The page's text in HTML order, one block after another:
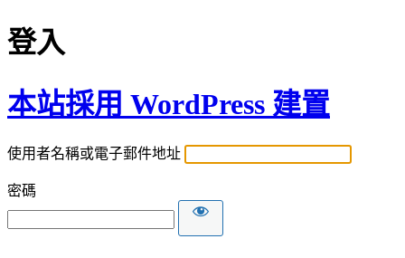
登入
本站採用 WordPress 建置
使用者名稱或電子郵件地址
密碼